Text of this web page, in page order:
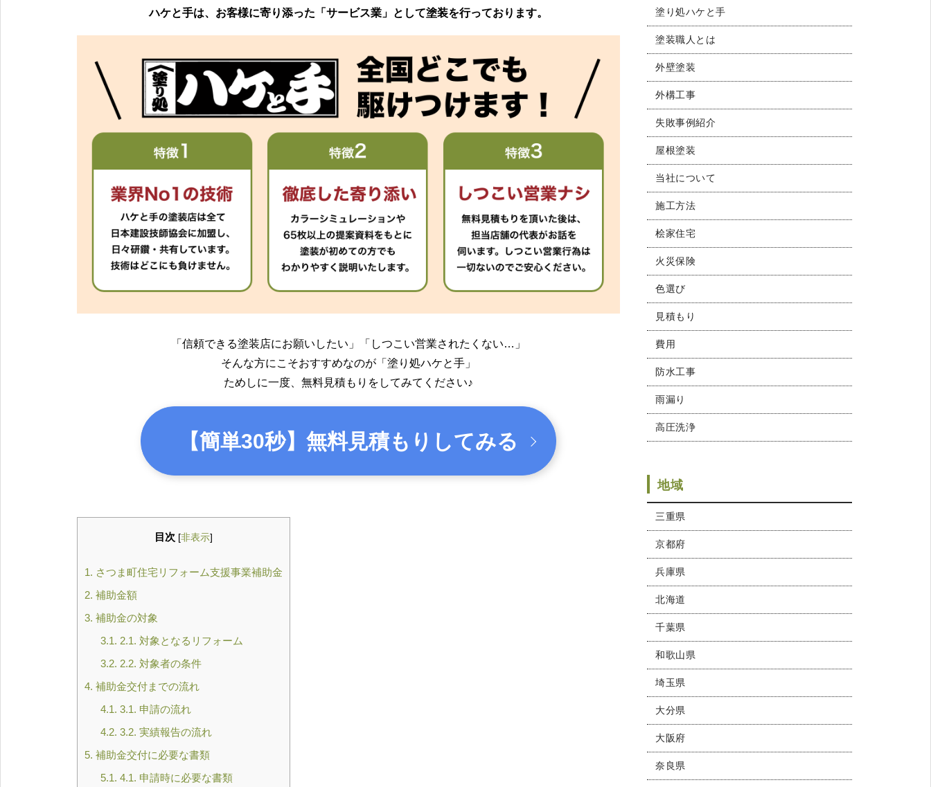
ハケと手は、お客様に寄り添った「サービス業」として塗装を行っております。
「信頼できる塗装店にお願いしたい」
「しつこい営業されたくない…」
そんな方にこそおすすめなのが「塗り処ハケと手」
ためしに一度、無料見積もりをしてみてください♪
【簡単30秒】 無料見積もりしてみる
目次 [非表示]
1. さつま町住宅リフォーム支援事業補助金
2. 補助金額
3. 補助金の対象
3.1. 2.1. 対象となるリフォーム
3.2. 2.2. 対象者の条件
4. 補助金交付までの流れ
4.1. 3.1. 申請の流れ
4.2. 3.2. 実績報告の流れ
5. 補助金交付に必要な書類
5.1. 4.1. 申請時に必要な書類
塗り処ハケと手
塗装職人とは
外壁塗装
外構工事
失敗事例紹介
屋根塗装
当社について
施工方法
桧家住宅
火災保険
色選び
見積もり
費用
防水工事
雨漏り
高圧洗浄
地域
三重県
京都府
兵庫県
北海道
千葉県
和歌山県
埼玉県
大分県
大阪府
奈良県